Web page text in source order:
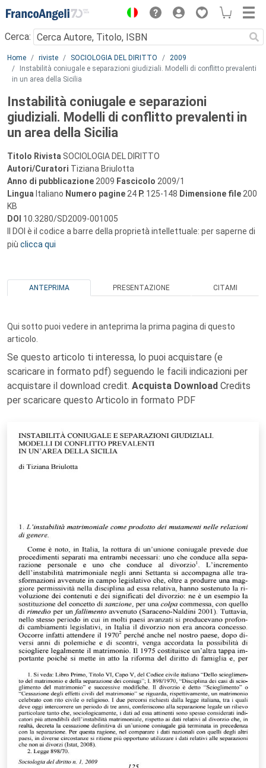
Menu
Cerca:
Main content
Home riviste SOCIOLOGIA DEL DIRITTO
2009
Instabilità coniugale e separazioni giudiziali. Modelli di conflitto prevalenti
in un area della Sicilia
Instabilità coniugale e separazioni
giudiziali. Modelli di conflitto prevalenti in
un area della Sicilia
Titolo Rivista SOCIOLOGIA DEL DIRITTO
Autori/Curatori Tiziana Briulotta
Anno di pubblicazione 2009 Fascicolo 2009/1
Lingua Italiano Numero pagine 24 P. 125-148 Dimensione file 200
KB
DOI 10.3280/SD2009-001005
Il DOI è il codice a barre della proprietà intellettuale: per saperne di
più clicca qui
ANTEPRIMA PRESENTAZIONE CITAMI
Qui sotto puoi vedere in anteprima la prima pagina di questo
articolo.
Se questo articolo ti interessa, lo puoi acquistare (e
scaricare in formato pdf) seguendo le facili indicazioni per
acquistare il download credit. Acquista Download Credits
per scaricare questo Articolo in formato PDF